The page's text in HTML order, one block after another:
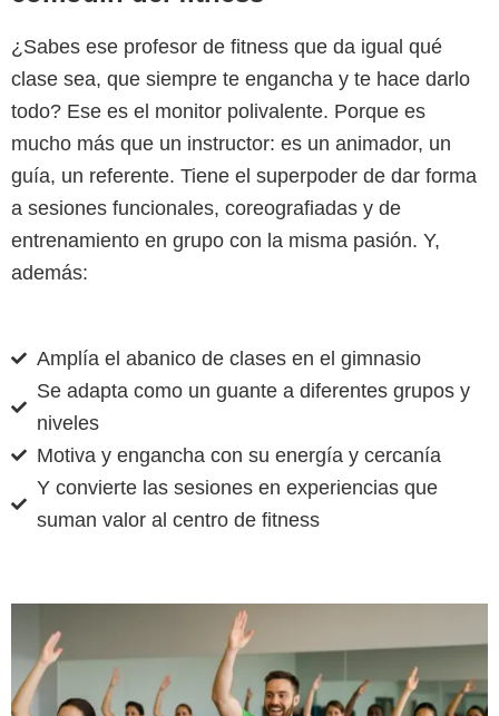
¿Sabes ese profesor de fitness que da igual qué
clase sea, que siempre te engancha y te hace darlo
todo? Ese es el monitor polivalente. Porque es
mucho más que un instructor: es un animador, un
guía, un referente. Tiene el superpoder de dar forma
a sesiones funcionales, coreografiadas y de
entrenamiento en grupo con la misma pasión. Y,
además:
Amplía el abanico de clases en el gimnasio
Se adapta como un guante a diferentes grupos y
niveles
Motiva y engancha con su energía y cercanía
Y convierte las sesiones en experiencias que
suman valor al centro de fitness